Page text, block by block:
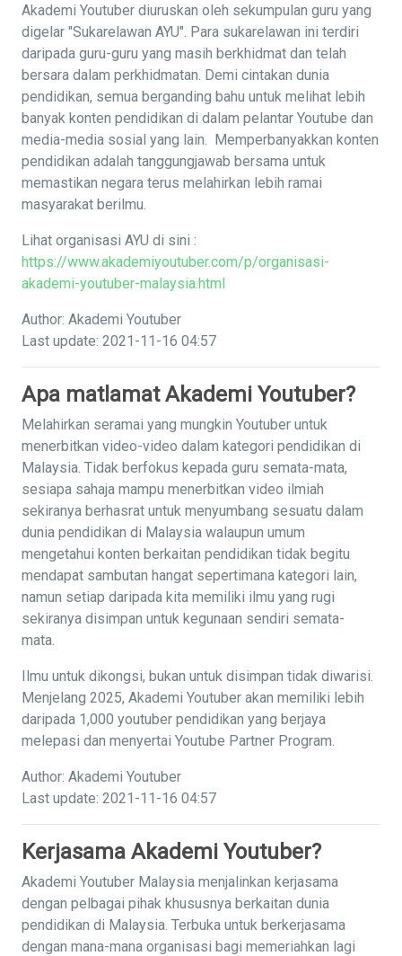
Akademi Youtuber diuruskan oleh sekumpulan guru yang
digelar "Sukarelawan AYU". Para sukarelawan ini terdiri
daripada guru-guru yang masih berkhidmat dan telah
bersara dalam perkhidmatan. Demi cintakan dunia
pendidikan, semua berganding bahu untuk melihat lebih
banyak konten pendidikan di dalam pelantar Youtube dan
media-media sosial yang lain. Memperbanyakkan konten
pendidikan adalah tanggungjawab bersama untuk
memastikan negara terus melahirkan lebih ramai
masyarakat berilmu.
Lihat organisasi AYU di sini :
https://www.akademiyoutuber.com/p/organisasi-
akademi-youtuber-malaysia.html
Author: Akademi Youtuber
Last update: 2021-11-16 04:57
Apa matlamat Akademi Youtuber?
Melahirkan seramai yang mungkin Youtuber untuk
menerbitkan video-video dalam kategori pendidikan di
Malaysia. Tidak berfokus kepada guru semata-mata,
sesiapa sahaja mampu menerbitkan video ilmiah
sekiranya berhasrat untuk menyumbang sesuatu dalam
dunia pendidikan di Malaysia walaupun umum
mengetahui konten berkaitan pendidikan tidak begitu
mendapat sambutan hangat sepertimana kategori lain,
namun setiap daripada kita memiliki ilmu yang rugi
sekiranya disimpan untuk kegunaan sendiri semata-
mata.
Ilmu untuk dikongsi, bukan untuk disimpan tidak diwarisi.
Menjelang 2025, Akademi Youtuber akan memiliki lebih
daripada 1,000 youtuber pendidikan yang berjaya
melepasi dan menyertai Youtube Partner Program.
Author: Akademi Youtuber
Last update: 2021-11-16 04:57
Kerjasama Akademi Youtuber?
Akademi Youtuber Malaysia menjalinkan kerjasama
dengan pelbagai pihak khususnya berkaitan dunia
pendidikan di Malaysia. Terbuka untuk berkerjasama
dengan mana-mana organisasi bagi memeriahkan lagi